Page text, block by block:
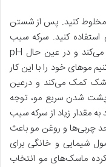
مخلوط کنید. پس از شستن
استفاده کنید. سرکه سیب
پوست سر را تمیز کرده و رشد مو را تسریع می‌کند و در عین حال pH
موهای خود را با این کار
کمک می‌کند و درعین
شدن سریع مو، توجه
مقدار زیاد از سرکه سیب
حد چربی‌ها و روغن مو باعث
شیمایی و خانگی برای
ماسک‌‌های مو انتخاب